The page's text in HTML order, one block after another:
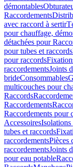
démontables
Raccordements
avec raccord à sertir
pour chauffage,
détachées pour
pour tubes et raccords
pour raccords
raccordementsJoints
brideConsommables
multicouches pour
Raccords
Raccordements
Raccordements pour
AccessoiresIsolations
tubes et raccords
raccordementsPièces
raccordementsJoints
pour eau potable